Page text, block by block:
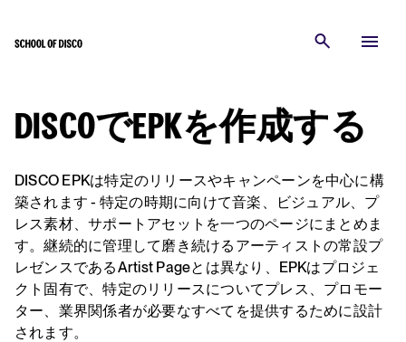
DISCOでEPKを作成する
DISCO EPKは特定のリリースやキャンペーンを中心に構
築されます - 特定の時期に向けて音楽、ビジュアル、プ
レス素材、サポートアセットを一つのページにまとめま
す。継続的に管理して磨き続けるアーティストの常設プ
レゼンスであるArtist Pageとは異なり、EPKはプロジェ
クト固有で、特定のリリースについてプレス、プロモー
ター、業界関係者が必要なすべてを提供するために設計
されます。